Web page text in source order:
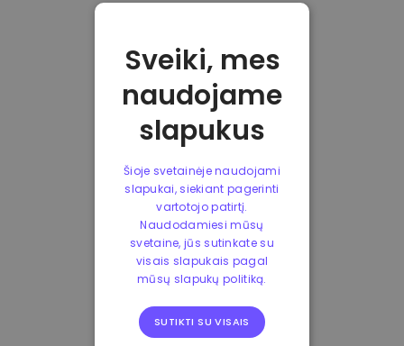
Sveiki, mes
naudojame
slapukus
Šioje svetainėje naudojami
slapukai, siekiant pagerinti
vartotojo patirtį.
Naudodamiesi mūsų
svetaine, jūs sutinkate su
visais slapukais pagal
mūsų slapukų politiką.
SUTIKTI SU VISAIS